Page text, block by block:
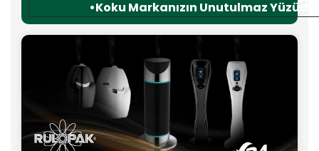
•Koku Markanızın Unutulmaz